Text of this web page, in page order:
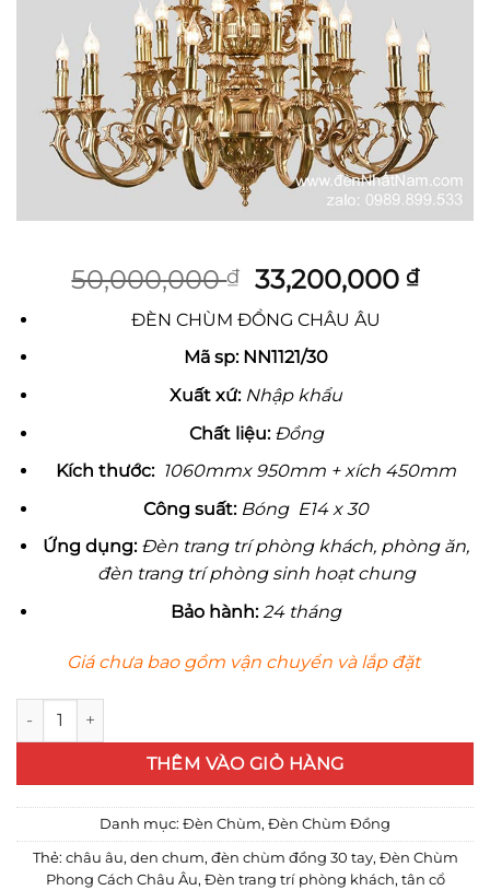
50,000,000₫
Giá
gốc
là:
50,000,000 ₫.
33,200,000 ₫Giá
ĐÈN CHÙM ĐỒNG CHÂU ÂU
Mã sp: NN1121/30
Xuất xứ: Nhập khẩu
Chất liệu: Đồng
Kích thước:1060mmx 950mm + xích 450mm
Công suất: Bóng E14 x 30
Ứng dụng: Đèn trang trí phòng khách, phòng ăn,
đèn trang trí phòng sinh hoạt chung
Bảo hành: 24 tháng
Giá chưa bao gồm vận chuyển và lắp đặt
Đèn chùm Đồng NN1121/30 số lượng
THÊM VÀO GIỎ HÀNG
Danh mục: Đèn Chùm, Đèn Chùm Đồng
Thẻ: châu âu, den chum, đèn chùm đồng 30 tay, Đèn Chùm
Phong Cách Châu Âu, Đèn trang trí phòng khách, tân cổ